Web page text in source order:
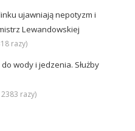
ujawniają nepotyzm i
Lewandowskiej
razy)
wody i jedzenia. Służby
razy)